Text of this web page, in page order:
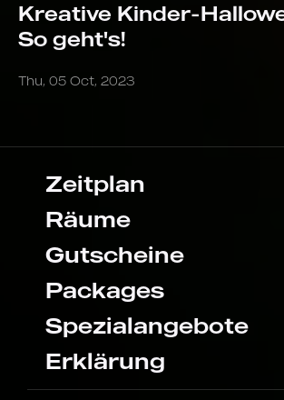
Kreative Kinder-
So geht's!
Thu, 05 Oct, 2023
Zeitplan
Räume
Gutscheine
Packages
Spezialangebote
Erklärung